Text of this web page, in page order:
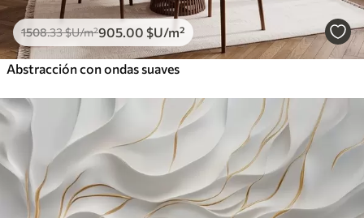
1508.33$U/m²905 .00 $U/m²
Abstracción con ondas suaves